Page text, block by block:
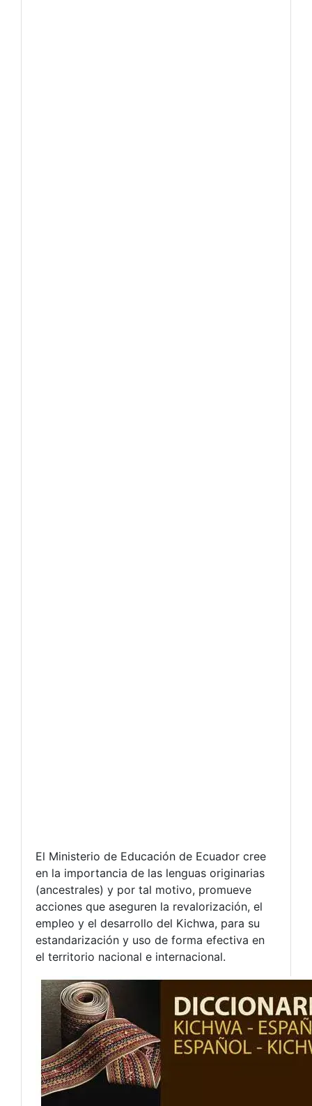
El Ministerio de Educación de Ecuador cree
en la importancia de las lenguas originarias
(ancestrales) y por tal motivo, promueve
acciones que aseguren la revalorización, el
empleo y el desarrollo del Kichwa, para su
estandarización y uso de forma efectiva en
el territorio nacional e internacional.